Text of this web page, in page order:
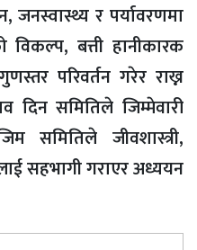
र पर्यावरणमा
बत्ती हानीकारक
परिवर्तन गरेर राख्न
दिन समितिले जिम्मेवारी
समितिले जीवशास्त्री,
सहभागी गराएर अध्ययन